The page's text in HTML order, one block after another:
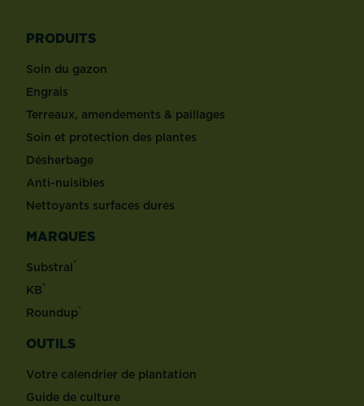
PRODUITS
Soin du gazon
Engrais
Terreaux, amendements & paillages
Soin et protection des plantes
Désherbage
Anti-nuisibles
Nettoyants surfaces dures
MARQUES
Substral®
KB®
Roundup®
OUTILS
Votre calendrier de plantation
Guide de culture